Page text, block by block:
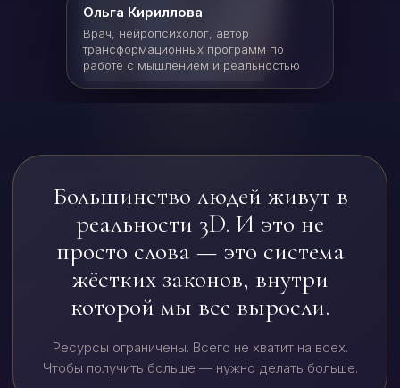
Ольга Кириллова
Врач, нейропсихолог, автор
трансформационных программ по
работе с мышлением и реальностью
Большинство людей живут в
реальности 3D. И это не
просто слова — это система
жёстких законов, внутри
которой мы все выросли.
Ресурсы ограничены. Всего не хватит на всех.
Чтобы получить больше — нужно делать больше.